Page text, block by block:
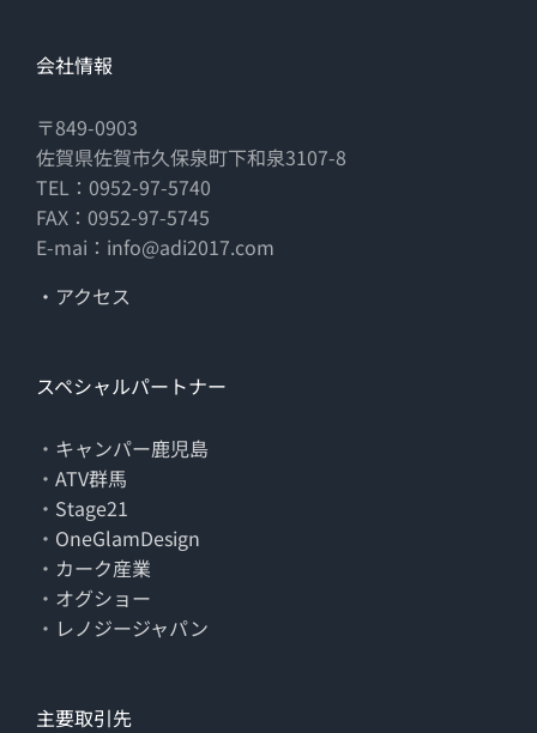
会社情報
〒849-0903
佐賀県佐賀市久保泉町下和泉3107-8
TEL：0952-97-5740
FAX：0952-97-5745
E-mai：info@adi2017.com
・アクセス
スペシャルパートナー
・ キャンパー鹿児島
・ ATV群馬
・ Stage21
・ OneGlamDesign
・ カーク産業
・ オグショー
・ レノジージャパン
主要取引先